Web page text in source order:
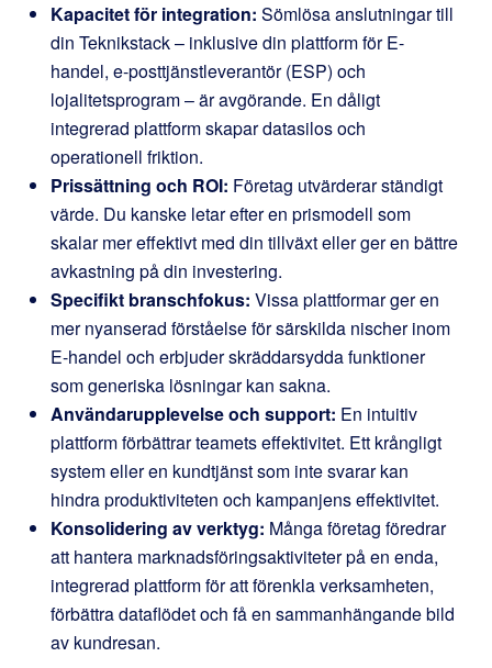
Kapacitet för integration: Sömlösa anslutningar till
din Teknikstack – inklusive din plattform för E-
handel, e-posttjänstleverantör (ESP) och
lojalitetsprogram – är avgörande. En dåligt
integrerad plattform skapar datasilos och
operationell friktion.
Prissättning och ROI: Företag utvärderar ständigt
värde. Du kanske letar efter en prismodell som
skalar mer effektivt med din tillväxt eller ger en bättre
avkastning på din investering.
Specifikt branschfokus: Vissa plattformar ger en
mer nyanserad förståelse för särskilda nischer inom
E-handel och erbjuder skräddarsydda funktioner
som generiska lösningar kan sakna.
Användarupplevelse och support: En intuitiv
plattform förbättrar teamets effektivitet. Ett krångligt
system eller en kundtjänst som inte svarar kan
hindra produktiviteten och kampanjens effektivitet.
Konsolidering av verktyg: Många företag föredrar
att hantera marknadsföringsaktiviteter på en enda,
integrerad plattform för att förenkla verksamheten,
förbättra dataflödet och få en sammanhängande bild
av kundresan.